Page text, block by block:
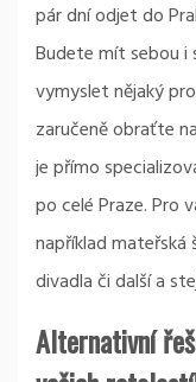
pár dní odjet do
Budete mít sebou
vymyslet nějaký
zaručeně obraťte
je přímo
po celé Praze. Pro
například mateřská
divadla či další a
Alternativní